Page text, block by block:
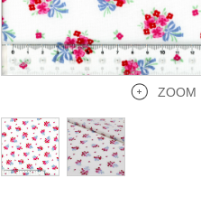
ZOOM